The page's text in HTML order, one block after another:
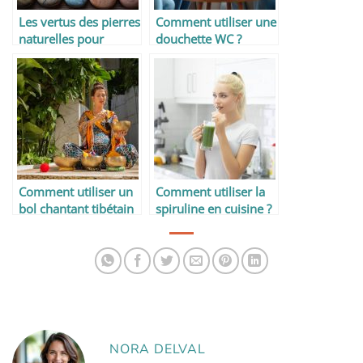
Les vertus des pierres
naturelles pour
réduire le stress et
l’anxiété
Comment utiliser une
douchette WC ?
Comment utiliser un
bol chantant tibétain
Comment utiliser la
spiruline en cuisine ?
NORA DELVAL